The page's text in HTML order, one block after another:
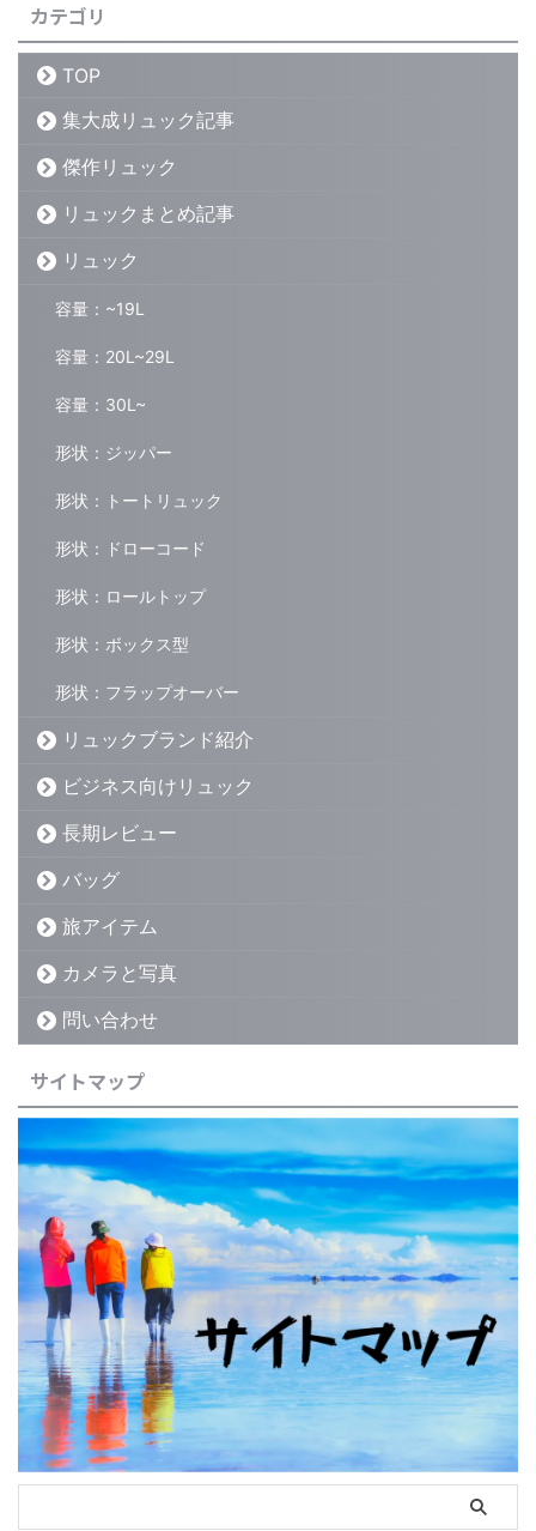
カテゴリ
TOP
集大成リュック記事
傑作リュック
リュックまとめ記事
リュック
容量：~19L
容量：20L~29L
容量：30L~
形状：ジッパー
形状：トートリュック
形状：ドローコード
形状：ロールトップ
形状：ボックス型
形状：フラップオーバー
リュックブランド紹介
ビジネス向けリュック
長期レビュー
バッグ
旅アイテム
カメラと写真
問い合わせ
サイトマップ